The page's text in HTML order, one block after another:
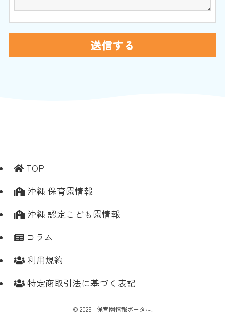
TOP
沖縄 保育園情報
沖縄 認定こども園情報
コラム
利用規約
特定商取引法に基づく表記
© 2025 - 保育園情報ポータル.